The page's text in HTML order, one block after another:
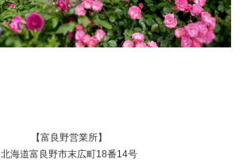
【富良野営業所】
北海道富良野市末広町18番14号